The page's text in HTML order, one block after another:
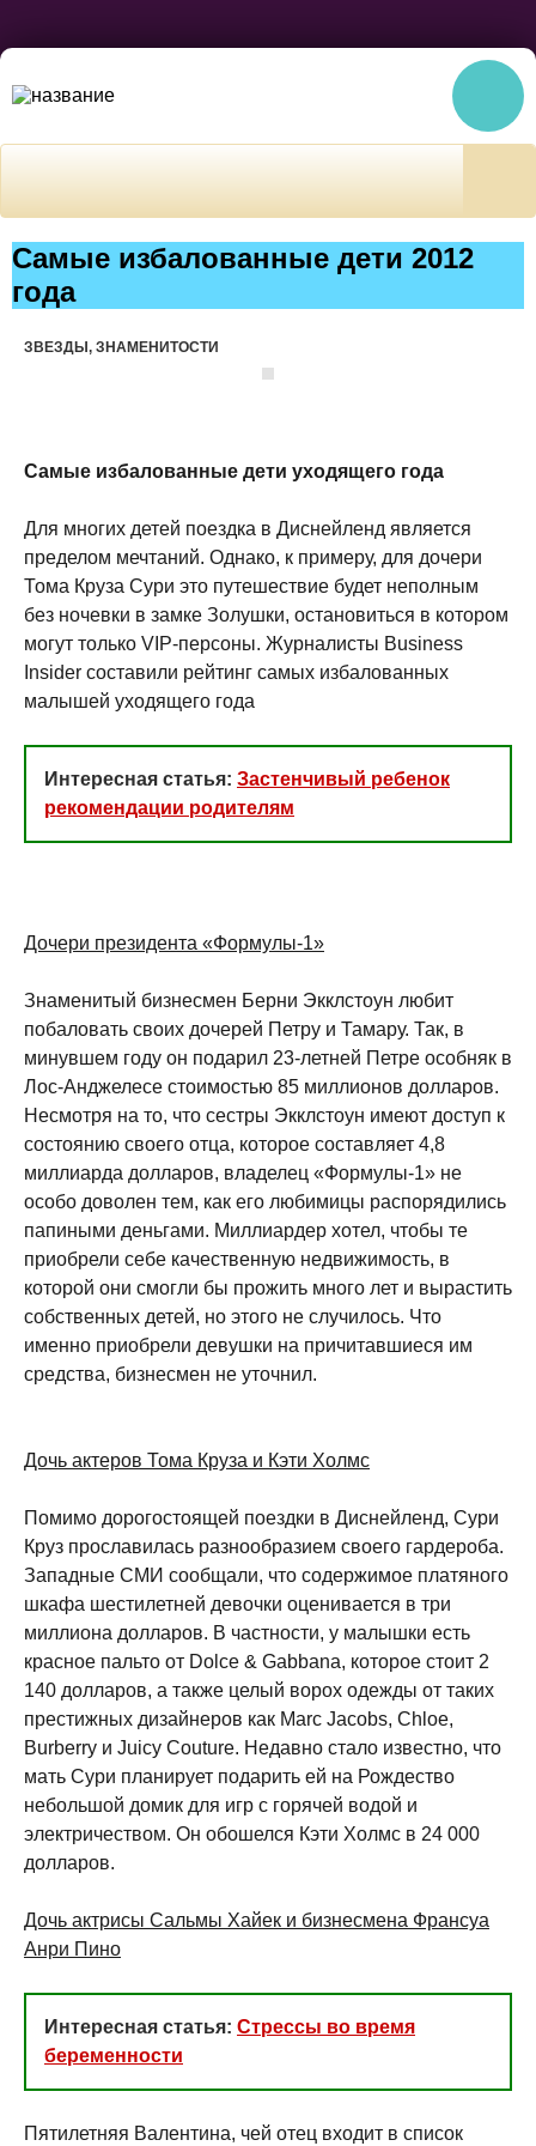
Самые избалованные дети 2012
года
ЗВЕЗДЫ, ЗНАМЕНИТОСТИ
Самые избалованные дети уходящего года
Для многих детей поездка в Диснейленд является
пределом мечтаний. Однако, к примеру, для дочери
Тома Круза Сури это путешествие будет неполным
без ночевки в замке Золушки, остановиться в котором
могут только VIP-персоны. Журналисты Business
Insider составили рейтинг самых избалованных
малышей уходящего года
Интересная статья: Застенчивый ребенок
рекомендации родителям
Дочери президента «Формулы-1»
Знаменитый бизнесмен Берни Экклстоун любит
побаловать своих дочерей Петру и Тамару. Так, в
минувшем году он подарил 23-летней Петре особняк в
Лос-Анджелесе стоимостью 85 миллионов долларов.
Несмотря на то, что сестры Экклстоун имеют доступ к
состоянию своего отца, которое составляет 4,8
миллиарда долларов, владелец «Формулы-1» не
особо доволен тем, как его любимицы распорядились
папиными деньгами. Миллиардер хотел, чтобы те
приобрели себе качественную недвижимость, в
которой они смогли бы прожить много лет и вырастить
собственных детей, но этого не случилось. Что
именно приобрели девушки на причитавшиеся им
средства, бизнесмен не уточнил.
Дочь актеров Тома Круза и Кэти Холмс
Помимо дорогостоящей поездки в Диснейленд, Сури
Круз прославилась разнообразием своего гардероба.
Западные СМИ сообщали, что содержимое платяного
шкафа шестилетней девочки оценивается в три
миллиона долларов. В частности, у малышки есть
красное пальто от Dolce & Gabbana, которое стоит 2
140 долларов, а также целый ворох одежды от таких
престижных дизайнеров как Marc Jacobs, Chloe,
Burberry и Juicy Couture. Недавно стало известно, что
мать Сури планирует подарить ей на Рождество
небольшой домик для игр с горячей водой и
электричеством. Он обошелся Кэти Холмс в 24 000
долларов.
Дочь актрисы Сальмы Хайек и бизнесмена Франсуа
Анри Пино
Интересная статья: Стрессы во время
беременности
Пятилетняя Валентина, чей отец входит в список